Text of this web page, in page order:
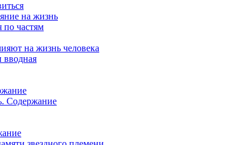
на жизнь
по частям
на жизнь человека
вводная
Содержание